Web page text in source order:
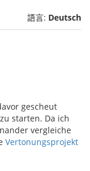
語言: Deutsch
gescheut
starten. Da ich
vergleiche
Vertonungsprojekt